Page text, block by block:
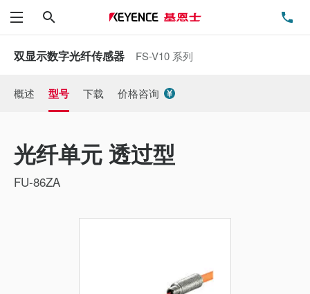
菜单
双显示数字光纤传感器 FS-V10 系列
概述 型号 下载 价格咨询
光纤单元 透过型
FU-86ZA